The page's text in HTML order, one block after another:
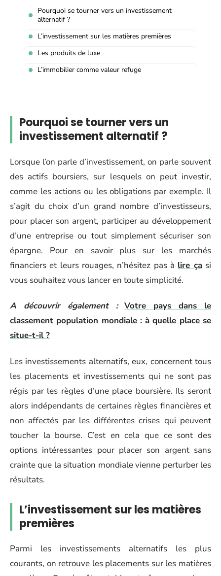
Pourquoi se tourner vers un investissement
alternatif ?
L’investissement sur les matières premières
Les produits de luxe
L’immobilier comme valeur refuge
Pourquoi se tourner vers un
investissement alternatif ?
Lorsque l’on parle d’investissement, on parle souvent
des actifs boursiers, sur lesquels on peut investir,
comme les actions ou les obligations par exemple. Il
s’agit du choix d’un grand nombre d’investisseurs,
pour placer son argent, participer au développement
d’une entreprise ou tout simplement sécuriser son
épargne. Pour en savoir plus sur les marchés
financiers et leurs rouages, n’hésitez pas à lire çasi
vous souhaitez vous lancer en toute simplicité.
A découvrir également :
Votre pays dans le
classement population mondiale : à quelle place se
situe-t-il ?
Les investissements alternatifs, eux, concernent tous
les placements et investissements qui ne sont pas
régis par les règles d’une place boursière. Ils seront
alors indépendants de certaines règles financières et
non affectés par les différentes crises qui peuvent
toucher la bourse. C’est en cela que ce sont des
options intéressantes pour placer son argent sans
crainte que la situation mondiale vienne perturber les
résultats.
L’investissement sur les matières
premières
Parmi les investissements alternatifs les plus
courants, on retrouve les placements sur les matières